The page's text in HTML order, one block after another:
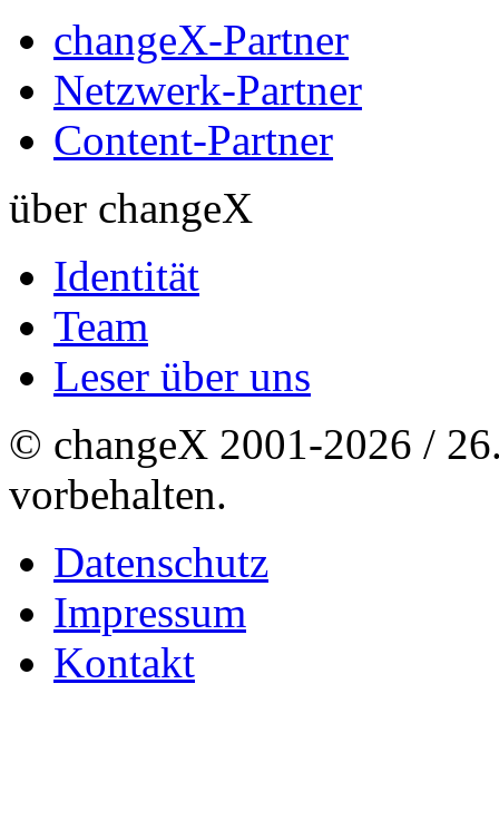
changeX-Partner
Netzwerk-Partner
Content-Partner
über changeX
Identität
Team
Leser über uns
© changeX 2001-2026 /
vorbehalten.
Datenschutz
Impressum
Kontakt